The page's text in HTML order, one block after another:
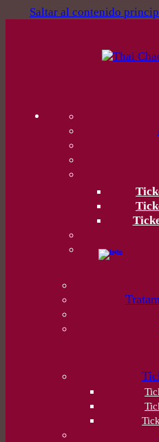
Saltar al contenido